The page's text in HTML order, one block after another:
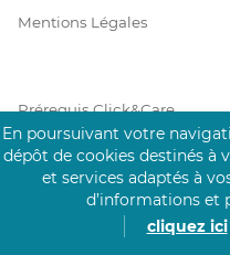
Mentions Légales
Prérequis Click&Care
Protection des Données
En poursuivant votre
dépôt de cookies destinés à
et services adaptés à
d’informations et
cliquez ici